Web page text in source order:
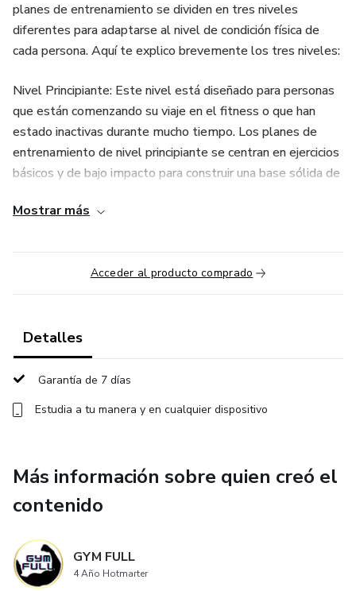
planes de entrenamiento se dividen en tres niveles
diferentes para adaptarse al nivel de condición física de
cada persona. Aquí te explico brevemente los tres niveles:
Nivel Principiante: Este nivel está diseñado para personas
que están comenzando su viaje en el fitness o que han
estado inactivas durante mucho tiempo. Los planes de
entrenamiento de nivel principiante se centran en ejercicios
básicos y de bajo impacto para construir una base sólida de
cierta resistencia y fuerza, pueden avanzar al nivel
intermedio. En este nivel, se introducen ejercicios más
desafiantes y se aumenta la intensidad del entrenamiento.
mejorar la resistencia cardiovascular, aumentar la fuerza
muscular y mejorar la composición corporal.
aquellos alumnos que tienen una buena condición física y
ejercicios complejos, alta intensidad y técnicas de
entrenamiento avanzadas para lograr resultados óptimos
Es importante tener en cuenta que estos niveles son
flexibles y se adaptan a cada persona. Cada plan de
Mostrar más
Acceder al producto comprado
Detalles
Garantía de 7 días
Estudia a tu manera y en cualquier dispositivo
Más información sobre quien creó el
contenido
GYM FULL
4 Año Hotmarter